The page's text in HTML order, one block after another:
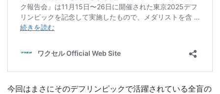
今回はまさにそのデフリンピックで活躍されている全盲の